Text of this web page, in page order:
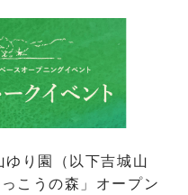
ゆり園（以下吉城山
こうの森」オープン